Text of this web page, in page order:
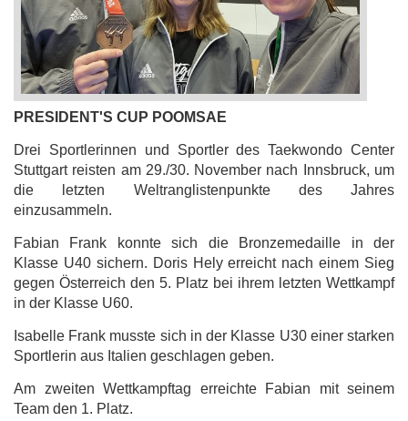
PRESIDENT'S CUP POOMSAE
Drei Sportlerinnen und Sportler des Taekwondo Center
Stuttgart reisten am 29./30. November nach Innsbruck, um
die letzten Weltranglistenpunkte des Jahres
einzusammeln.
Fabian Frank konnte sich die Bronzemedaille in der
Klasse U40 sichern. Doris Hely erreicht nach einem Sieg
gegen Österreich den 5. Platz bei ihrem letzten Wettkampf
in der Klasse U60.
Isabelle Frank musste sich in der Klasse U30 einer starken
Sportlerin aus Italien geschlagen geben.
Am zweiten Wettkampftag erreichte Fabian mit seinem
Team den 1. Platz.